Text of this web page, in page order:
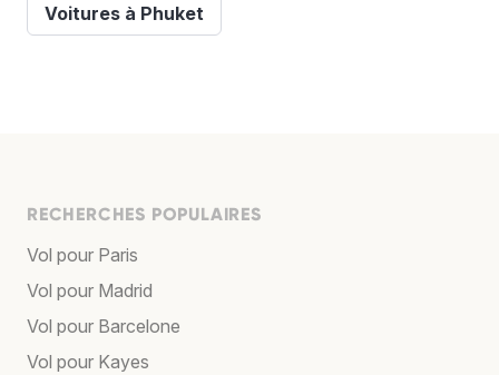
Voitures à Phuket
RECHERCHES POPULAIRES
Vol pour Paris
Vol pour Madrid
Vol pour Barcelone
Vol pour Kayes